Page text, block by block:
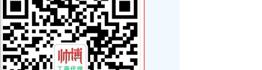
大足局渝中区代办公司宝顶工商所引导整并举营造和谐景区
重庆渝中区
重庆渝中区一季度同比下降4.2%民列出三条防范建议-新闻频道-
黔东南凯里-重庆渝中区-黔东南58同城
重庆渝中区杨家坪大坪石油路韵达快递公司电话、地址、速递派送范围
重庆代办营业执照